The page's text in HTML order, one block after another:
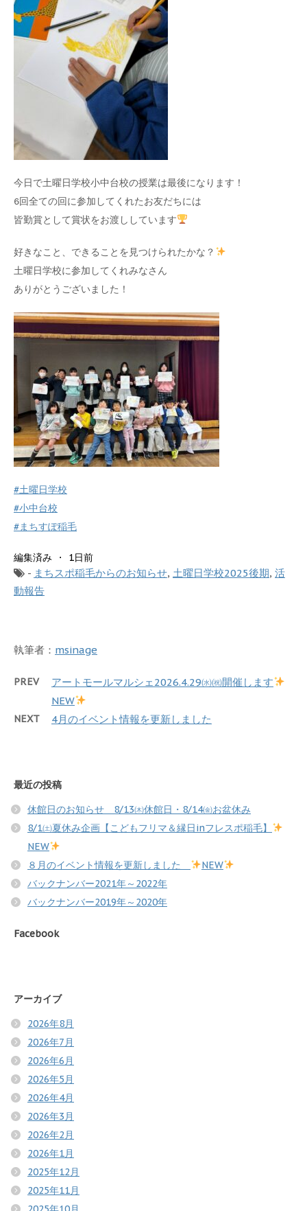
今日で土曜日学校小中台校の授業は最後になります！
6回全ての回に参加してくれたお友だちには
皆勤賞として賞状をお渡ししています
好きなこと、できることを見つけられたかな？
土曜日学校に参加してくれみなさん
ありがとうございました！
#土曜日学校
#小中台校
#まちすぽ稲毛
編集済み · 1日前
- まちスポ稲毛からのお知らせ, 土曜日学校2025後期, 活
動報告
執筆者： msinage
PREV
アートモールマルシェ2026.4.29㈬㈷開催します
NEW
NEXT 4月のイベント情報を更新しました
最近の投稿
休館日のお知らせ 8/13㈭休館日・8/14㈮お盆休み
8/1㈯夏休み企画【こどもフリマ＆縁日inフレスポ稲毛】
NEW
８月のイベント情報を更新しました
NEW
バックナンバー2021年～2022年
バックナンバー2019年～2020年
Facebook
アーカイブ
2026年8月
2026年7月
2026年6月
2026年5月
2026年4月
2026年3月
2026年2月
2026年1月
2025年12月
2025年11月